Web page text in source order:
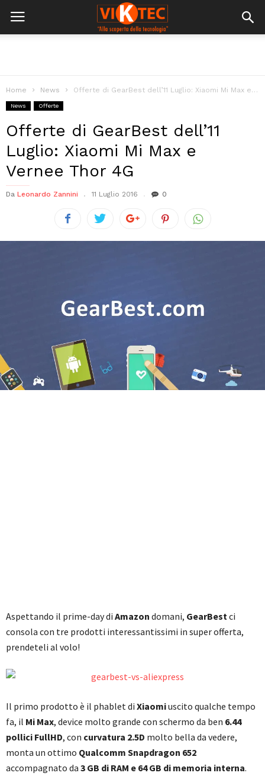
Home News Offerte di GearBest dell’11 Luglio: Xiaomi Mi Max e Vernee Thor 4G
News Offerte
Offerte di GearBest dell’11
Luglio: Xiaomi Mi Max e
Vernee Thor 4G
Da Leonardo Zannini 11 Luglio 2016 0
Aspettando il prime-day di Amazon domani, GearBest ci
consola con tre prodotti interessantissimi in super offerta,
prendeteli al volo!
Il primo prodotto è il phablet di Xiaomiuscito qualche tempo
fa, il Mi Max, device molto grande con schermo da ben 6.44
pollici FullHD, con curvatura 2.5D molto bella da vedere,
monta un ottimo Qualcomm Snapdragon 652
accompagnato da 3 GB di RAM e 64 GB di memoria interna.